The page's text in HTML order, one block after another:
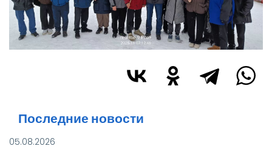
Последние новости
05.08.2026